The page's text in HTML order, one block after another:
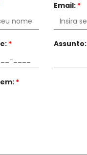
Email: *
* Assunto:
*